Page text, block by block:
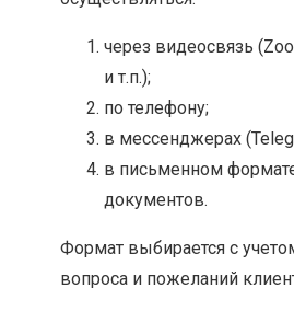
через видеосвязь
и т.п.);
по телефону;
в мессенджерах
в письменном
документов.
Формат выбирается с
вопроса и пожеланий